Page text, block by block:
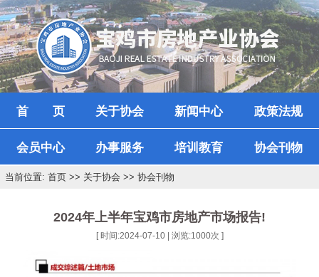
首 页 关于协会 新闻中心 政策法规
会员中心 办事服务 培训教育 协会刊物
当前位置: 首页 >> 关于协会 >> 协会刊物
2024年上半年宝鸡市房地产市场报告!
[ 时间:2024-07-10 | 浏览:1000次 ]